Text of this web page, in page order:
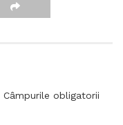
Câmpurile obligatorii